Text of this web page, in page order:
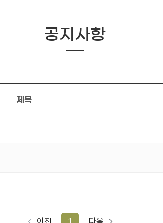
공지사항
제목
이전 1 다음